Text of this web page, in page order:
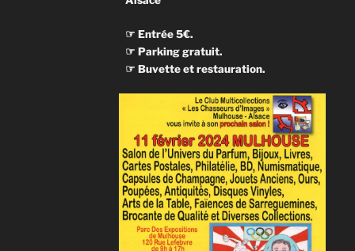
☞ Entrée 5€.
☞ Parking gratuit.
☞ Buvette et restauration.